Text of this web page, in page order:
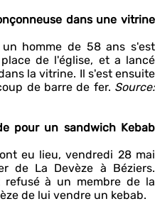
dans une vitrine
homme de 58 ans s'est
de l'église, et a lancé
la vitrine. Il s'est ensuite
de barre de fer. Source:
pour un sandwich Kebab
eu lieu, vendredi 28 mai
de La Devèze à Béziers.
refusé à un membre de la
de lui vendre un kebab.